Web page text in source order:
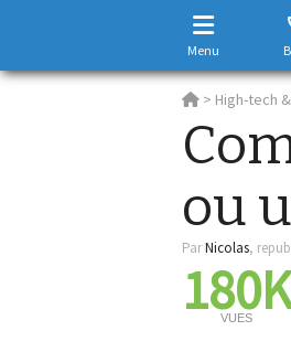
Menu
> High-tech
ou
ParNicolas,
180K
VUES